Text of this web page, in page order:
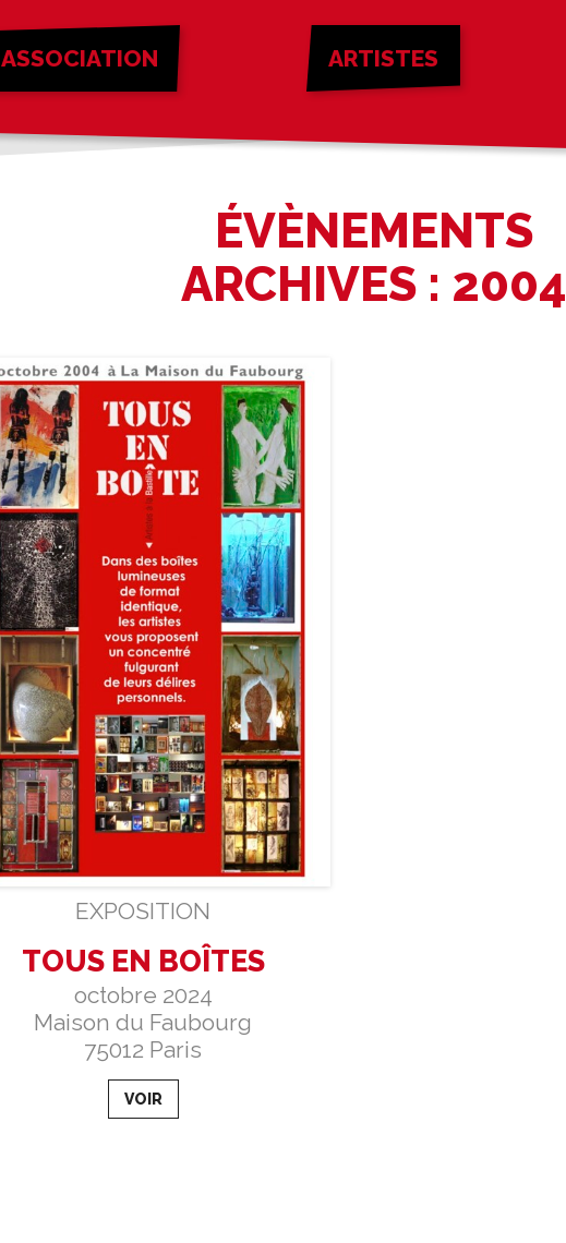
ASSOCIATION ARTISTES
ÉVÈNEMENTS
ARCHIVES : 2004
EXPOSITION
TOUS EN BOÎTES
octobre 2024
Maison du Faubourg
75012 Paris
VOIR